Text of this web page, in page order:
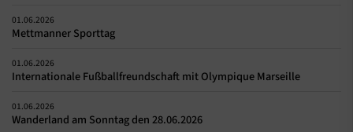
01.06.2026
Mettmanner Sporttag
01.06.2026
Internationale Fußballfreundschaft mit Olympique Marseille
01.06.2026
Wanderland am Sonntag den 28.06.2026